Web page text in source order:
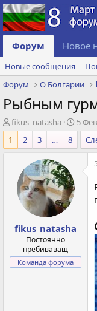
Форум Новое
Новые сообщения
Форум
О Болгарии
Рыбным
А
в
т
fikus_natasha
Д
а
5
1
2 3 … 8
fikus_natasha
Постоянно
пребиваващ
Команда форума